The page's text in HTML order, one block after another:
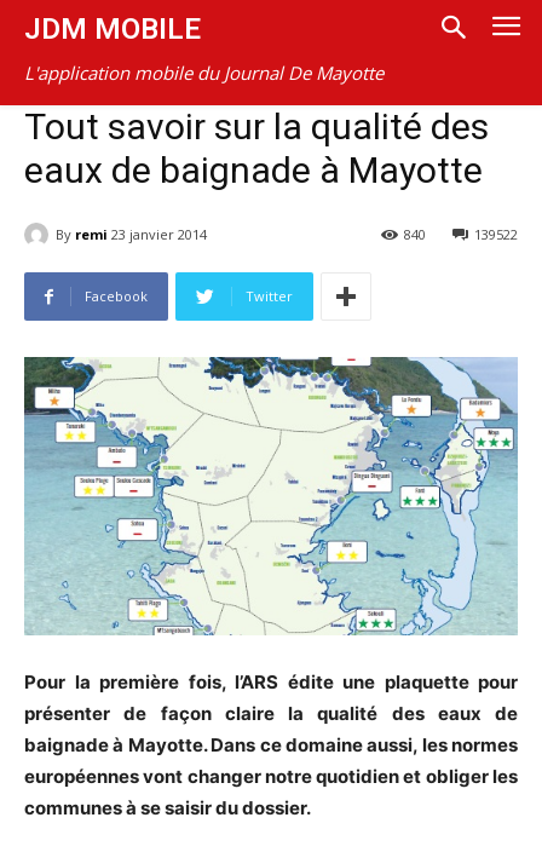
JDM MOBILE
L'application mobile du Journal De Mayotte
Tout savoir sur la qualité des
eaux de baignade à Mayotte
By remi 23 janvier 2014 139522
840
Facebook Twitter
Pour la première fois, l’ARS édite une plaquette pour
présenter de façon claire la qualité des eaux de
baignade à Mayotte. Dans ce domaine aussi, les normes
européennes vont changer notre quotidien et obliger les
communes à se saisir du dossier.